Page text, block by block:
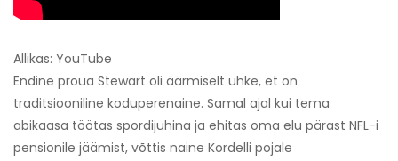
Allikas: YouTube
Endine proua Stewart oli äärmiselt uhke, et on
traditsiooniline koduperenaine. Samal ajal kui tema
abikaasa töötas spordijuhina ja ehitas oma elu pärast NFL-i
pensionile jäämist, võttis naine Kordelli pojale